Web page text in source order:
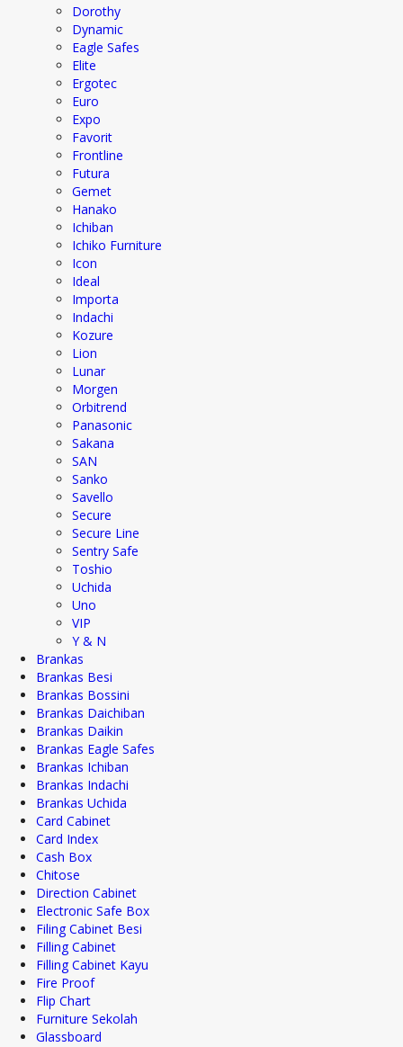
Dorothy
Dynamic
Eagle Safes
Elite
Ergotec
Euro
Expo
Favorit
Frontline
Futura
Gemet
Hanako
Ichiban
Ichiko Furniture
Icon
Ideal
Importa
Indachi
Kozure
Lion
Lunar
Morgen
Orbitrend
Panasonic
Sakana
SAN
Sanko
Savello
Secure
Secure Line
Sentry Safe
Toshio
Uchida
Uno
VIP
Y & N
Brankas
Brankas Besi
Brankas Bossini
Brankas Daichiban
Brankas Daikin
Brankas Eagle Safes
Brankas Ichiban
Brankas Indachi
Brankas Uchida
Card Cabinet
Card Index
Cash Box
Chitose
Direction Cabinet
Electronic Safe Box
Filing Cabinet Besi
Filling Cabinet
Filling Cabinet Kayu
Fire Proof
Flip Chart
Furniture Sekolah
Glassboard